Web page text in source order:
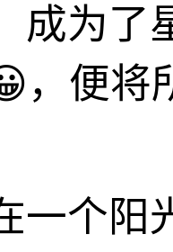
成为了
，便将
一个阳